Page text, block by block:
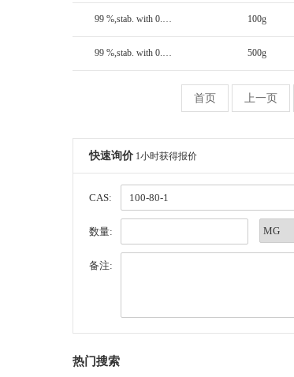
99 %,stab. with 0.1% TBC 100g
99 %,stab. with 0.1% TBC 500g
首页 上一页
快速询价 1小时获得报价
CAS:
数量:
备注:
热门搜索